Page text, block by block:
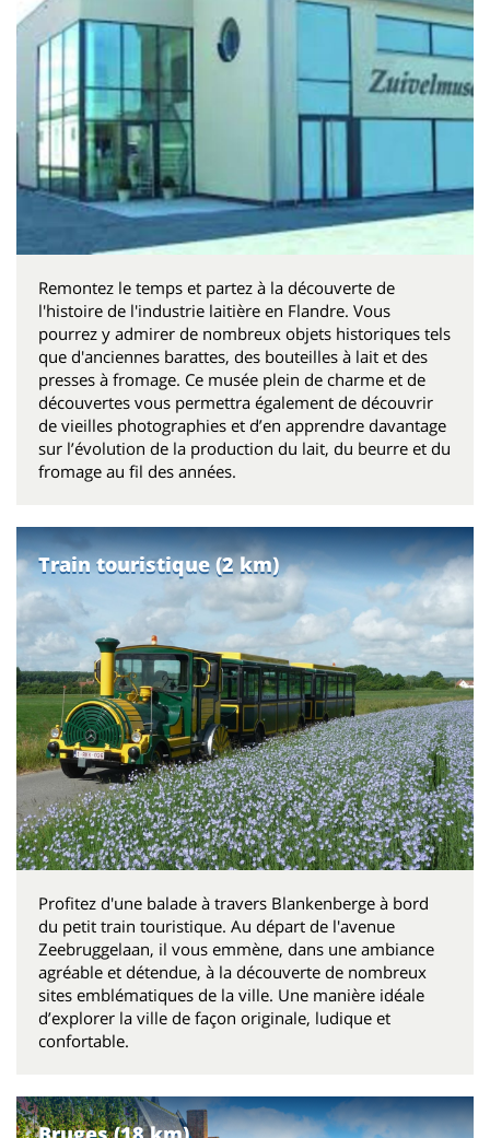
Remontez le temps et partez à la découverte de
l'histoire de l'industrie laitière en Flandre. Vous
pourrez y admirer de nombreux objets historiques tels
que d'anciennes barattes, des bouteilles à lait et des
presses à fromage. Ce musée plein de charme et de
découvertes vous permettra également de découvrir
de vieilles photographies et d’en apprendre davantage
sur l’évolution de la production du lait, du beurre et du
fromage au fil des années.
Train touristique (2 km)
Profitez d'une balade à travers Blankenberge à bord
du petit train touristique. Au départ de l'avenue
Zeebruggelaan, il vous emmène, dans une ambiance
agréable et détendue, à la découverte de nombreux
sites emblématiques de la ville. Une manière idéale
d’explorer la ville de façon originale, ludique et
confortable.